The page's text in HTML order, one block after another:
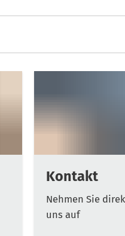
Kontakt
Nehmen Sie
uns auf